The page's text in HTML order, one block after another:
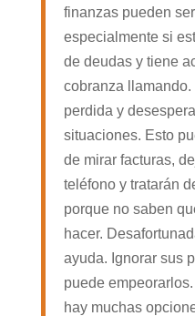
finanzas pueden
especialmente si
de deudas y tiene
cobranza
perdida y
situaciones. Esto
de mirar facturas,
teléfono y tratarán
porque no saben
hacer.
ayuda. Ignorar sus
puede
hay muchas